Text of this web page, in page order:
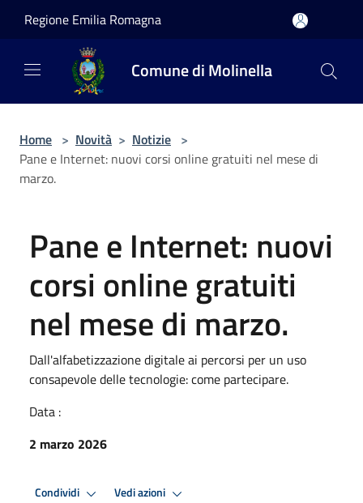
Regione Emilia Romagna
Comune di Molinella
Home > Novità > Notizie >
Pane e Internet: nuovi corsi online gratuiti nel mese di
marzo.
Pane e Internet: nuovi
corsi online gratuiti
nel mese di marzo.
Dall'alfabetizzazione digitale ai percorsi per un uso
consapevole delle tecnologie: come partecipare.
Data :
2 marzo 2026
Condividi Vedi azioni